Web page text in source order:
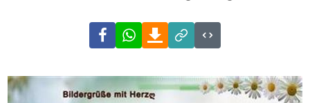
FacebookWhatsAppDownload
Link
Code